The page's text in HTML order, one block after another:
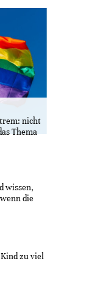
nicht
Thema
wissen,
die
zu viel